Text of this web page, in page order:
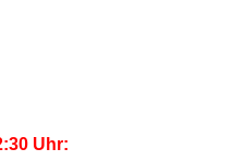
Uhr: